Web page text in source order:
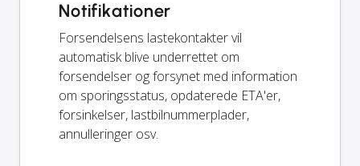
Notifikationer
Forsendelsens lastekontakter vil
automatisk blive underrettet om
forsendelser og forsynet med information
om sporingsstatus, opdaterede ETA'er,
forsinkelser, lastbilnummerplader,
annulleringer osv.